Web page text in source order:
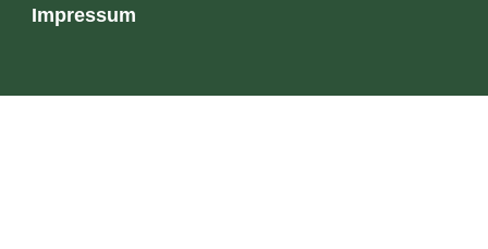
Impressum